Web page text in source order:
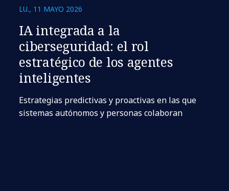
LU., 11 MAYO 2026
IA integrada a la
ciberseguridad: el rol
estratégico de los agentes
inteligentes
Estrategias predictivas y proactivas en las que
sistemas autónomos y personas colaboran